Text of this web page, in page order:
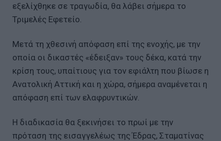
εξελίχθηκε σε τραγωδία, θα λάβει σήμερα το
Τριμελές Εφετείο.
Μετά τη χθεσινή απόφαση επί της ενοχής, με την
οποία οι δικαστές «έδειξαν» τους δέκα, κατά την
κρίση τους, υπαίτιους για τον εφιάλτη που βίωσε η
Ανατολική Αττική και η χώρα, σήμερα αναμένεται η
απόφαση επί των ελαφρυντικών.
Η διαδικασία θα ξεκινήσει το πρωί με την
πρόταση της εισαγγελέως της Έδρας, Σταματίνας